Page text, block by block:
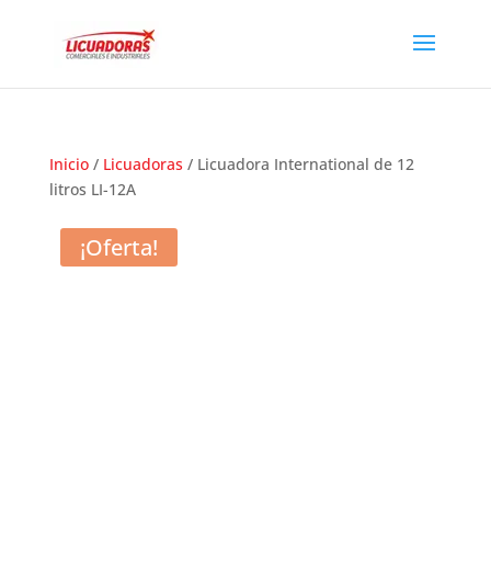
Inicio/ Licuadoras/ Licuadora International de 12
litros LI-12A
¡Oferta!